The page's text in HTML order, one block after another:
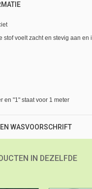
stof voelt zacht en stevig aan en
en "1" staat voor 1 meter
WASVOORSCHRIFT
IN DEZELFDE